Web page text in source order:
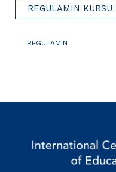
REGULAMIN KURSU
REGULAMIN